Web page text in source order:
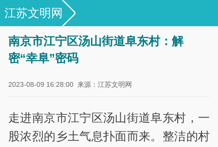
江苏文明网
专栏|江苏省文明村镇风采展示
南京市江宁区汤山街道阜东村：解
密“幸阜”密码
2023-08-09 16:28:00 来源：江苏文明网
走进南京市江宁区汤山街道阜东村，一
股浓烈的乡土气息扑面而来。整洁的村